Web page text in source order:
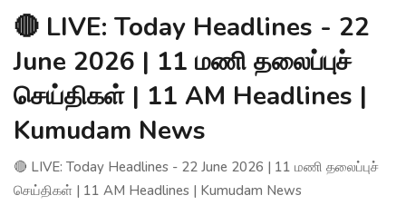
🔴 LIVE: Today Headlines - 22
June 2026 | 11 மணி தலைப்புச்
செய்திகள் | 11 AM Headlines |
Kumudam News
🔴 LIVE: Today Headlines - 22 June 2026 | 11 மணி தலைப்புச்
செய்திகள் | 11 AM Headlines | Kumudam News